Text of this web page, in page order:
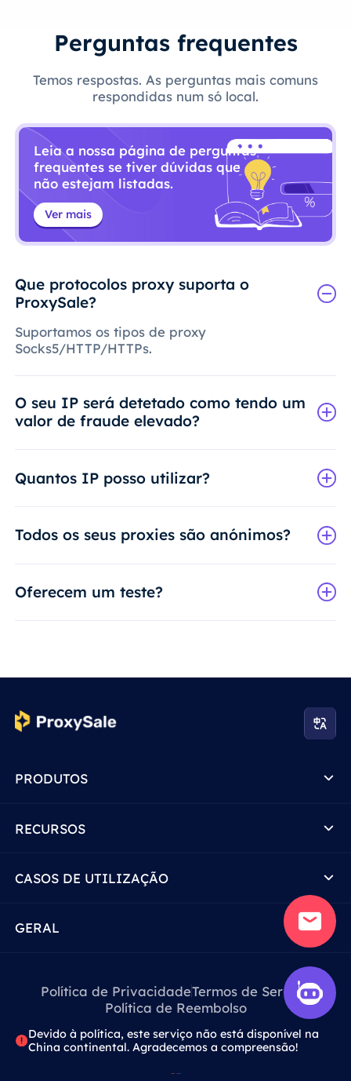
Perguntas frequentes
Temos respostas. As perguntas mais comuns
respondidas num só local.
Leia a nossa página de perguntas
frequentes se tiver dúvidas que
não estejam listadas.
Ver mais
Que protocolos proxy suporta o
ProxySale?
Suportamos os tipos de proxy
Socks5/HTTP/HTTPs.
O seu IP será detetado como tendo um
valor de fraude elevado?
Quantos IP posso utilizar?
Todos os seus proxies são anónimos?
Oferecem um teste?
PRODUTOS
RECURSOS
CASOS DE UTILIZAÇÃO
GERAL
Política de PrivacidadeTermos de Serviço
Política de Reembolso
Devido à política, este serviço não está disponível na
China continental. Agradecemos a compreensão!